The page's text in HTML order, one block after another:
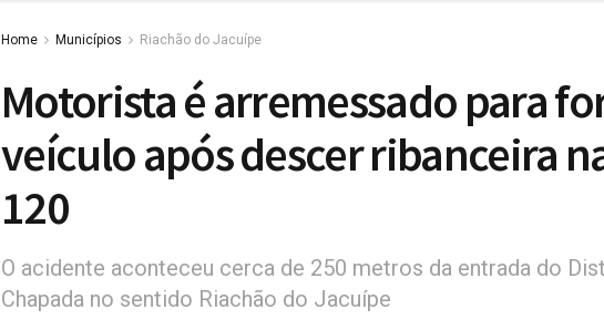
Home Municípios Riachão do Jacuípe
Motorista é arremessado para
veículo após descer ribanceira
120
O acidente aconteceu cerca de 250 metros da entrada do
Chapada no sentido Riachão do Jacuípe